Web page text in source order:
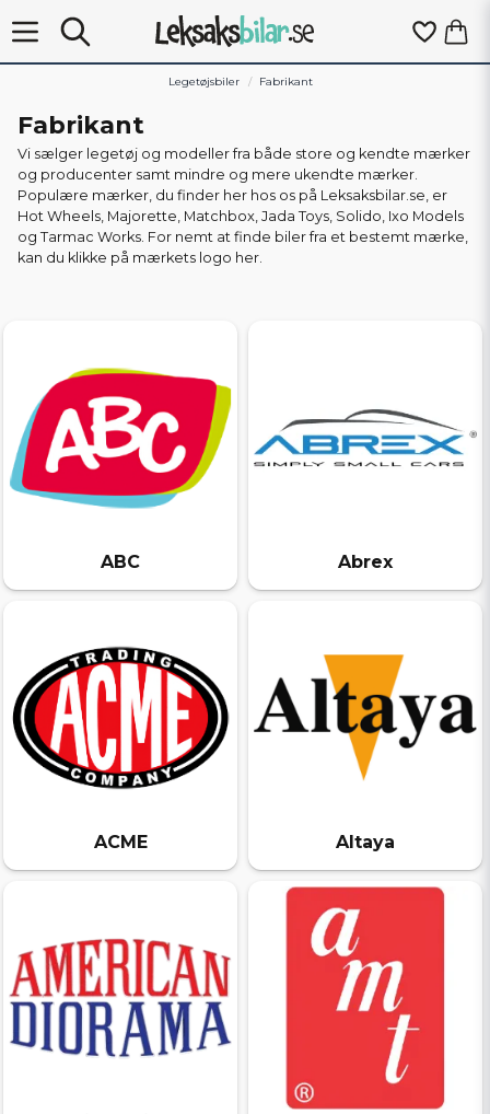
Legetøjsbiler Fabrikant
Fabrikant
Vi sælger legetøj og modeller fra både store og kendte mærker
og producenter samt mindre og mere ukendte mærker.
Populære mærker, du finder her hos os på Leksaksbilar.se, er
Hot Wheels, Majorette, Matchbox, Jada Toys, Solido, Ixo Models
og Tarmac Works. For nemt at finde biler fra et bestemt mærke,
kan du klikke på mærkets logo her.
ABC Abrex
ACME Altaya